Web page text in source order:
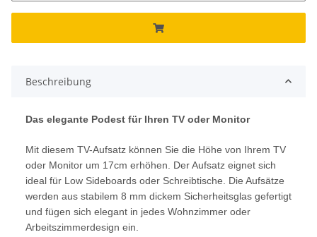
Beschreibung
Das elegante Podest für Ihren TV oder Monitor
Mit diesem TV-Aufsatz können Sie die Höhe von Ihrem TV
oder Monitor um 17cm erhöhen. Der Aufsatz eignet sich
ideal für Low Sideboards oder Schreibtische. Die Aufsätze
werden aus stabilem 8 mm dickem Sicherheitsglas gefertigt
und fügen sich elegant in jedes Wohnzimmer oder
Arbeitszimmerdesign ein.